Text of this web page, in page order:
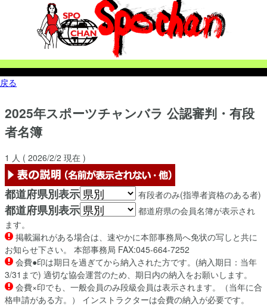
戻る
2025年スポーツチャンバラ 公認審判・有段
者名簿
1 人 ( 2026/2/2 現在 )
都道府県別表示 有段者のみ(指導者資格のある者)
都道府県別表示
都道府県の会員名簿が表示され
ます。
掲載漏れがある場合は、速やかに本部事務局へ免状の写しと共に
お知らせ下さい。 本部事務局 FAX:045-664-7252
会費●印は期日を過ぎてから納入された方です。(納入期日：当年
3/31まで) 適切な協会運営のため、期日内の納入をお願いします。
会費×印でも、一般会員のみ段級会員は表示されます。（当年に合
格申請がある方。） インストラクターは会費の納入が必要です。